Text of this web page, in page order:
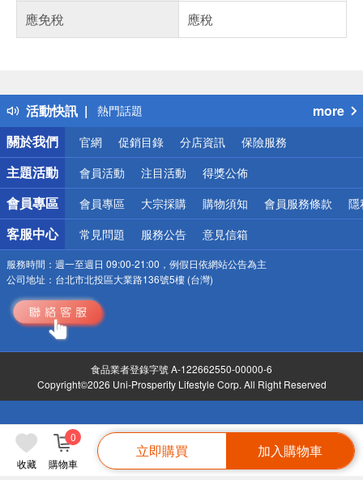
收藏 購物車
0
立即購買 加入購物車
應免稅
應稅
活動快訊
得獎公告
熱門話題
銀行優惠
偏遠地區配送
詐騙網頁！請小心！
more
關於我們
官網 促銷目錄 分店資訊 保險服務
主題活動 會員活動 注目活動 得獎公佈
會員專區 會員專區 大宗採購 購物須知 會員服務條款 隱
客服中心 常見問題 服務公告 意見信箱
服務時間： 週一至週日 09:00-21:00，例假日依網站公告為主
公司地址： 台北市北投區大業路136號5樓 (台灣)
食品業者登錄字號 A-122662550-00000-6
Copyright©2026 Uni-Prosperity Lifestyle Corp. All Right Reserved